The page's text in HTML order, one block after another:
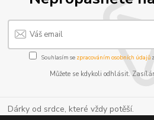
Souhlasím se zpracováním osobních údajů
Můžete se kdykoli odhlásit.
Dárky od srdce, které vždy potěší.